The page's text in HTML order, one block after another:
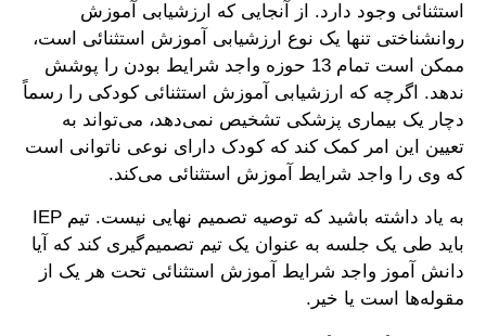
استثنائی وجود دارد. از آنجایی که ارزشیابی آموزش
روانشناختی تنها یک نوع ارزشیابی آموزش استثنائی است،
ممکن است تمام 13 حوزه واجد شرایط بودن را پوشش
ندهد. اگرچه که ارزشیابی آموزش استثنائی کودکی را رسماً
دچار یک بیماری پزشکی تشخیص نمی‌دهد، می‌تواند به
تعیین این امر کمک کند که کودک دارای نوعی ناتوانی است
که وی را واجد شرایط آموزش استثنائی می‌کند.
به یاد داشته باشید که توصیه تصمیم نهایی نیست. تیم IEP
باید طی یک جلسه به عنوان یک تیم تصمیم‌گیری کند که آیا
دانش آموز واجد شرایط آموزش استثنائی تحت هر یک از
مقوله‌ها است یا خیر.